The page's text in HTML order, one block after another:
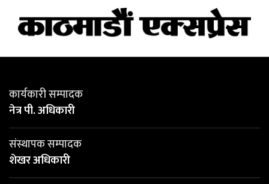
कार्यकारी सम्पादक
नेत्र पी. अधिकारी
संस्थापक सम्पादक
शेखर अधिकारी